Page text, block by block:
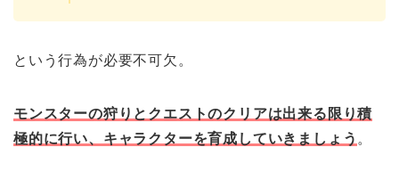
という行為が必要不可欠。
モンスターの狩りとクエストのクリアは出来る限り積
極的に行い、キャラクターを育成していきましょう 。